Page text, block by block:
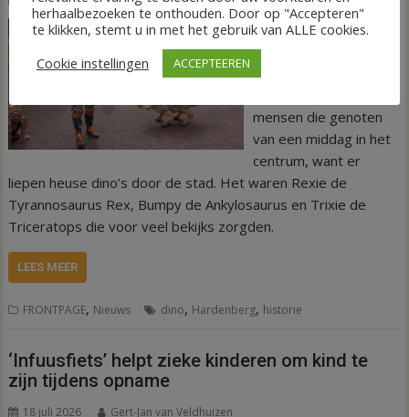
HARDENBERG –
Afgelopen zaterdag
was misschien even
mensen die genoten
van een middag in het
centrum, want er
liepen heuse dino’s door de stad. Het waren Rexie de
Tyrannosaurus Rex, Bumpy de Ankylosaurus en Trixie de
Triceratops die voor veel bekijks zorgden.
LEES MEER
FRONTPAGE, Nieuws dino, Hardenberg, historie
‘Infuusfiets’ helpt zieke kinderen om kind te
zijn tijdens opname
18 juli 2026 Gert-Jan van Veldhuizen
herhaalbezoeken te onthouden. Door op "Accepteren"
te klikken, stemt u in met het gebruik van ALLE cookies.
Cookie instellingen
ACCEPTEEREN